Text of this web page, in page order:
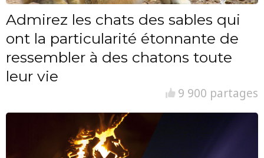
Admirez les chats des sables qui
ont la particularité étonnante de
ressembler à des chatons toute
leur vie
9 900 partages